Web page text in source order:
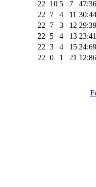
22 10 5 7
47:36
22 7 4 11 30:44
22 7 3 12 29:39
22 5 4 13 23:41
22 3 4 15 24:69
22 0 1 21 12:86